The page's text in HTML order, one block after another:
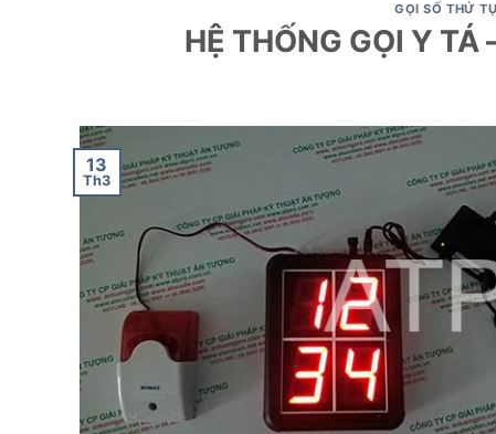
GỌI SỐ THỨ
HỆ THỐNG GỌI Y TÁ
13
Th3